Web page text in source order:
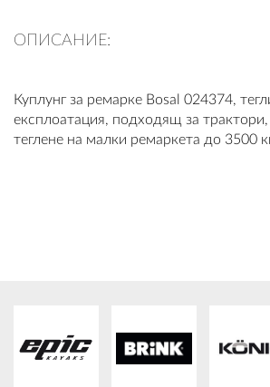
ОПИСАНИЕ:
Куплунг за ремарке Bosal 024374,
експлоатация, подходящ за
теглене на малки ремаркета до 3500
ПЛАТФОРМА ЗА ОРС